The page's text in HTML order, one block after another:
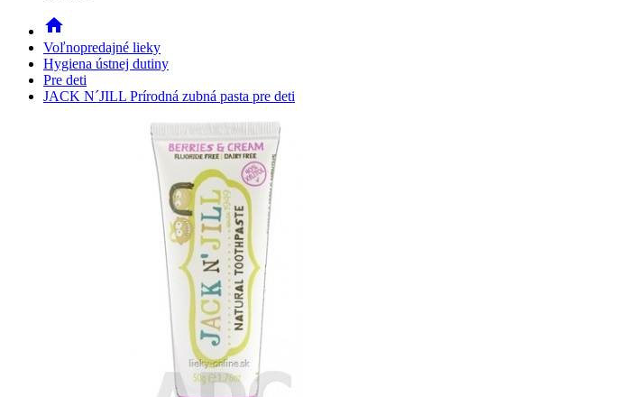
home
Voľnopredajné lieky
Hygiena ústnej dutiny
Pre deti
JACK N´JILL Prírodná zubná pasta pre deti